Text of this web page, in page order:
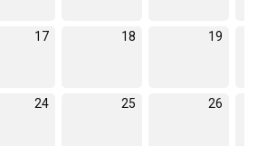
17 18 19
24 25 26